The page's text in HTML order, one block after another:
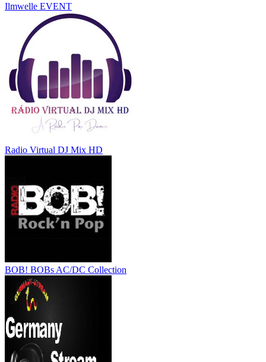
Ilmwelle EVENT
Radio Virtual DJ Mix HD
BOB! BOBs AC/DC Collection